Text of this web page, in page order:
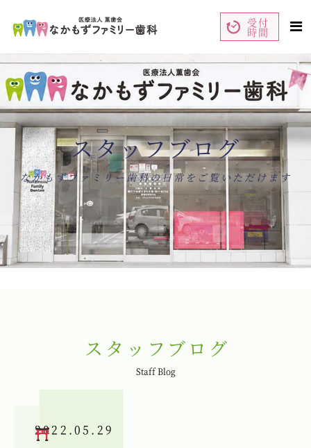
ペ
ー
先
頭
で
コ
ン
テ
ン
受付
時間
コ
ン
ツ
エ
リ
で
す
スタッフブログ
なかもずファミリー歯科の日常をご覧いただけます
スタッフブログ
Staff Blog
2022.05.29